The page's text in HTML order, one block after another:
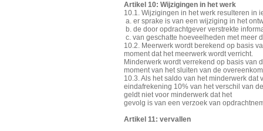
Artikel 10: Wijzigingen in het werk
10.1. Wijzigingen in het werk resulteren in
a. er sprake is van een wijziging in het
b. de door opdrachtgever verstrekte
c. van geschatte hoeveelheden met meer
10.2. Meerwerk wordt berekend op basis
moment dat het meerwerk wordt verricht.
Minderwerk wordt verrekend op basis van
moment van het sluiten van de
10.3. Als het saldo van het minderwerk
eindafrekening 10% van het verschil van
geldt niet voor minderwerk dat het
gevolg is van een verzoek van
Artikel 11: vervallen